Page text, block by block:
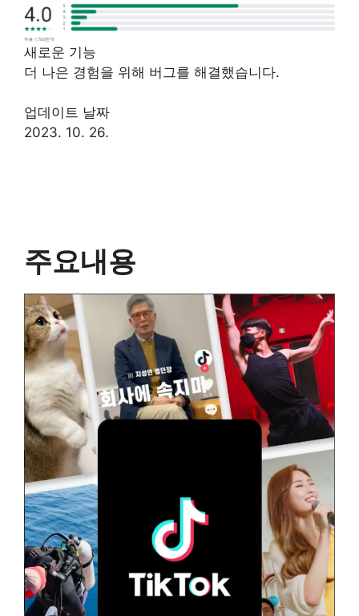
새로운 기능
더 나은 경험을 위해 버그를 해결했습니다.
업데이트 날짜
2023. 10. 26.
주요내용